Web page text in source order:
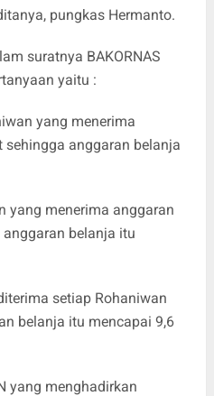
pungkas Hermanto.
suratnya BAKORNAS
yaitu :
yang menerima
sehingga anggaran belanja
yang menerima anggaran
belanja itu
setiap Rohaniwan
belanja itu mencapai 9,6
yang menghadirkan